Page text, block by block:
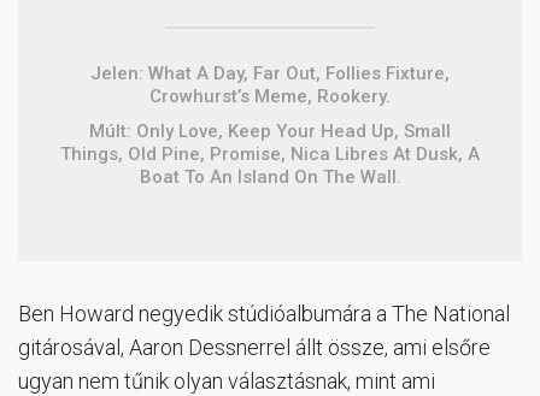
Jelen: What A Day, Far Out, Follies Fixture,
Crowhurst’s Meme, Rookery.
Múlt: Only Love, Keep Your Head Up, Small
Things, Old Pine, Promise, Nica Libres At Dusk, A
Boat To An Island On The Wall.
Ben Howard negyedik stúdióalbumára a The National
gitárosával, Aaron Dessnerrel állt össze, ami elsőre
ugyan nem tűnik olyan választásnak, mint ami